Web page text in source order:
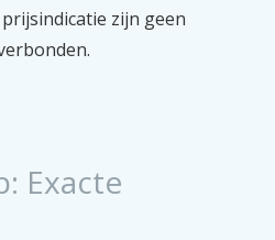
zijn geen
Exacte